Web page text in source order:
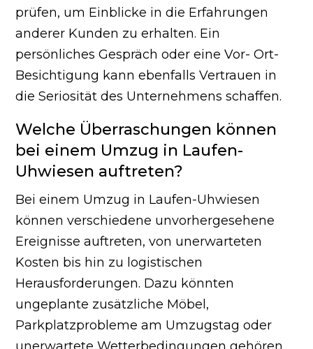
prüfen, um Einblicke in die Erfahrungen
anderer Kunden zu erhalten. Ein
persönliches Gespräch oder eine Vor- Ort-
Besichtigung kann ebenfalls Vertrauen in
die Seriosität des Unternehmens schaffen.
Welche Überraschungen können
bei einem Umzug in Laufen-
Uhwiesen auftreten?
Bei einem Umzug in Laufen-Uhwiesen
können verschiedene unvorhergesehene
Ereignisse auftreten, von unerwarteten
Kosten bis hin zu logistischen
Herausforderungen. Dazu könnten
ungeplante zusätzliche Möbel,
Parkplatzprobleme am Umzugstag oder